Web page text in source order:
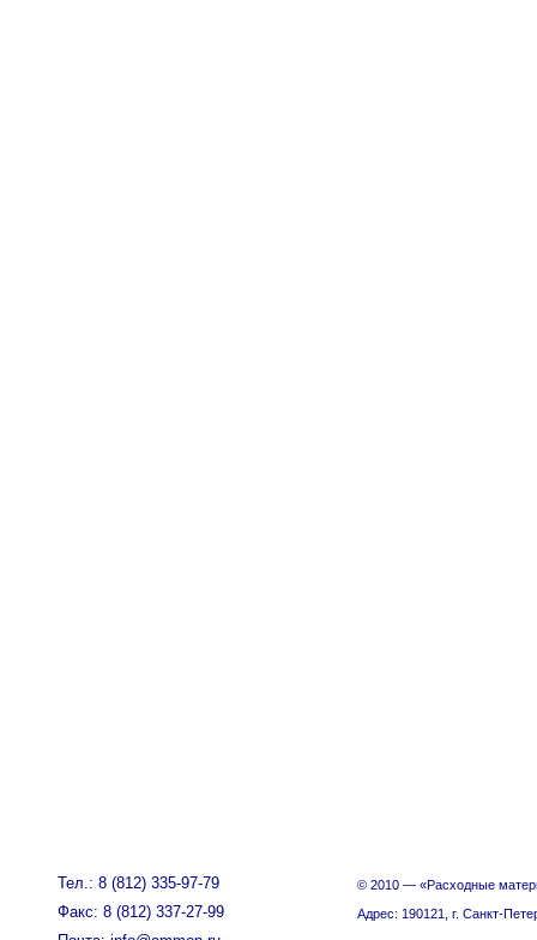
Тел.: 8 (812) 335-97-79
Факс: 8 (812) 337-27-99
© 2010 — «Расходные
Адрес: 190121, г. Санкт-